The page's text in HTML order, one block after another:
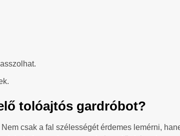
tolóajtós gardróbot?
csak a fal szélességét érdemes lemérni,